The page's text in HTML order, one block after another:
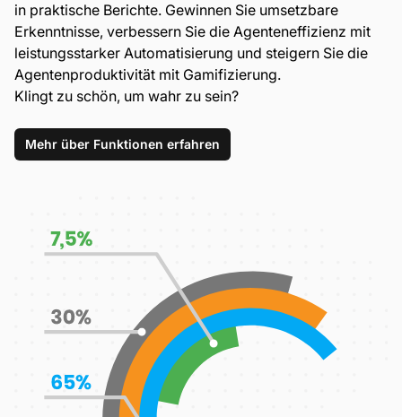
in praktische Berichte. Gewinnen Sie umsetzbare
Erkenntnisse, verbessern Sie die Agenteneffizienz mit
leistungsstarker Automatisierung und steigern Sie die
Agentenproduktivität mit Gamifizierung.
Klingt zu schön, um wahr zu sein?
Mehr über Funktionen erfahren